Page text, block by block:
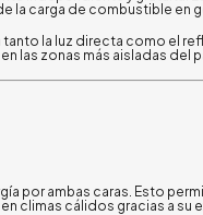
la carga de combustible en
tanto la luz directa como el
las zonas más aisladas del
por ambas caras. Esto
climas cálidos gracias a